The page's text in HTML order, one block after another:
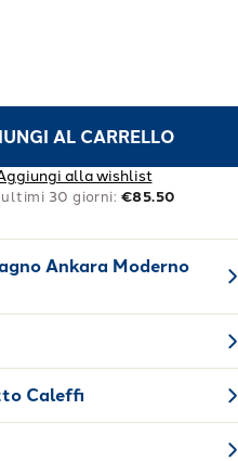
AL CARRELLO
alla wishlist
ultimi 30 giorni: €85.50
Ankara Moderno
Caleffi